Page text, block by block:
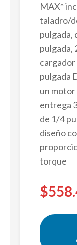
MAX*
taladro/
pulgada,
pulgada,
cargador
pulgada
un
entrega
de 1/4
diseño
torque